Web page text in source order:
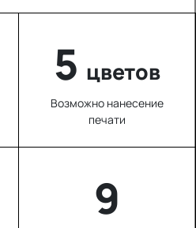
5 цветов
Возможно нанесение
печати
9